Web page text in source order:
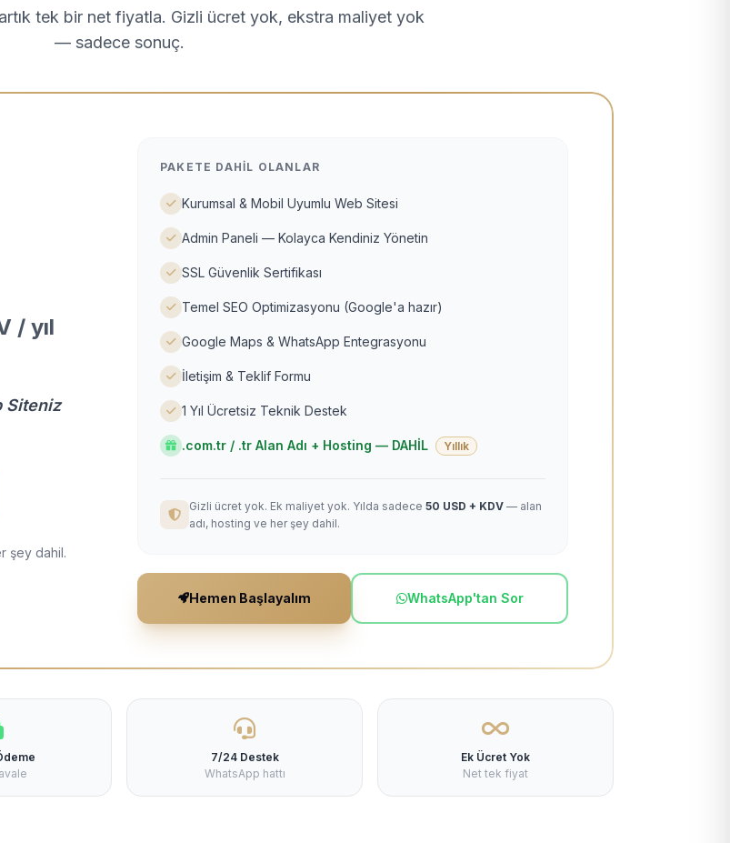
tek bir net fiyatla. Gizli ücret yok, ekstra maliyet yok
— sadece sonuç.
/ yıl
Siteniz
şey dahil.
PAKETE DAHIL OLANLAR
Kurumsal & Mobil Uyumlu Web Sitesi
Admin Paneli — Kolayca Kendiniz Yönetin
SSL Güvenlik Sertifikası
Temel SEO Optimizasyonu (Google'a hazır)
Google Maps & WhatsApp Entegrasyonu
İletişim & Teklif Formu
1 Yıl Ücretsiz Teknik Destek
.com.tr / .tr Alan Adı + Hosting — DAHİL Yıllık
Gizli ücret yok. Ek maliyet yok. Yılda sadece 50 USD + KDV — alan
adı, hosting ve her şey dahil.
Hemen Başlayalım WhatsApp'tan Sor
7/24 Destek
WhatsApp hattı
Ek Ücret Yok
Net tek fiyat